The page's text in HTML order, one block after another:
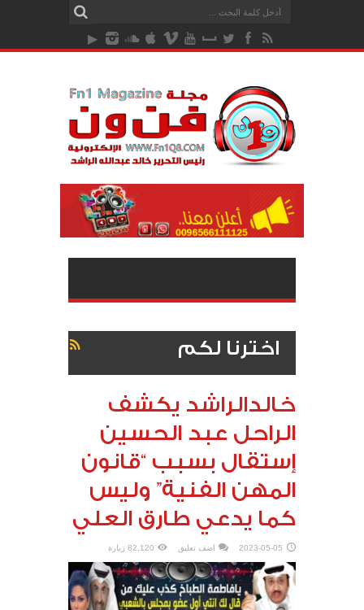
اخترنا لكم
خالدالراشد يكشف
الراحل عبد الحسين
إستقال بسبب “قانون
المهن الفنية” وليس
كما يدعي طارق العلي
2023-05-05 اضف تعليق 82,120 زيارة